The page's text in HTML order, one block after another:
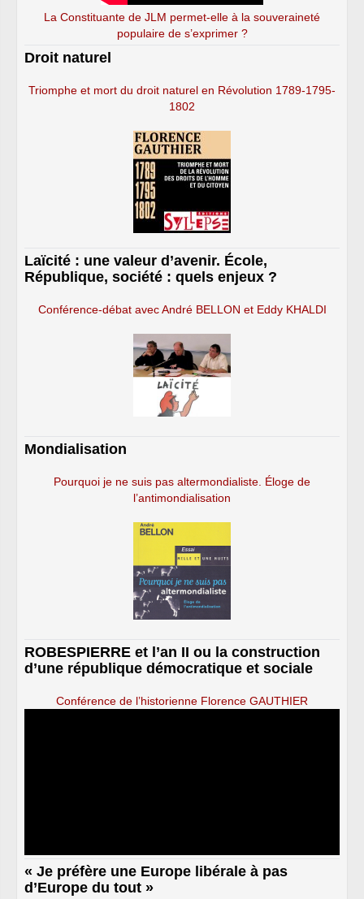
La Constituante de JLM permet-elle à la souveraineté
populaire de s’exprimer ?
Droit naturel
Triomphe et mort du droit naturel en Révolution 1789-1795-
1802
Laïcité : une valeur d’avenir. École,
République, société : quels enjeux ?
Conférence-débat avec André BELLON et Eddy KHALDI
Mondialisation
Pourquoi je ne suis pas altermondialiste. Éloge de
l’antimondialisation
ROBESPIERRE et l’an II ou la construction
d’une république démocratique et sociale
Conférence de l’historienne Florence GAUTHIER
« Je préfère une Europe libérale à pas
d’Europe du tout »